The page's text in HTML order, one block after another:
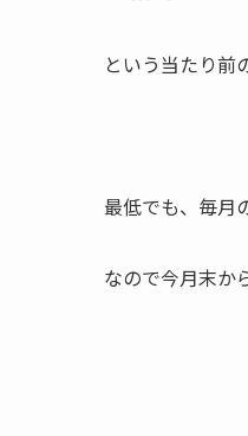
という当たり前
最低でも、毎月
なので今月末か